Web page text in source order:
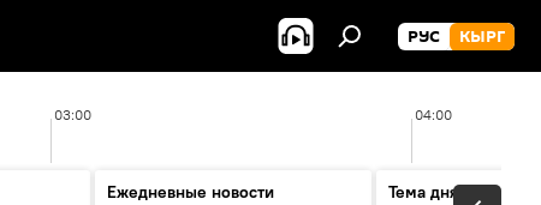
РУС КЫРГ
03:00 04:00
Ежедневные новости
Тема дня